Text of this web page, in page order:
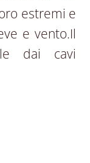
estremi e
e vento.Il
dai cavi